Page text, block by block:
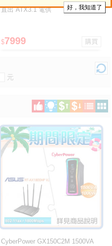
直出 ATX3.1 電供
$7999
元
CyberPower GX150C2M 1500VA